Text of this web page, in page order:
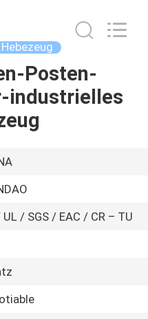
Posten-
industrielles
UL / SGS / EAC / CR – TU